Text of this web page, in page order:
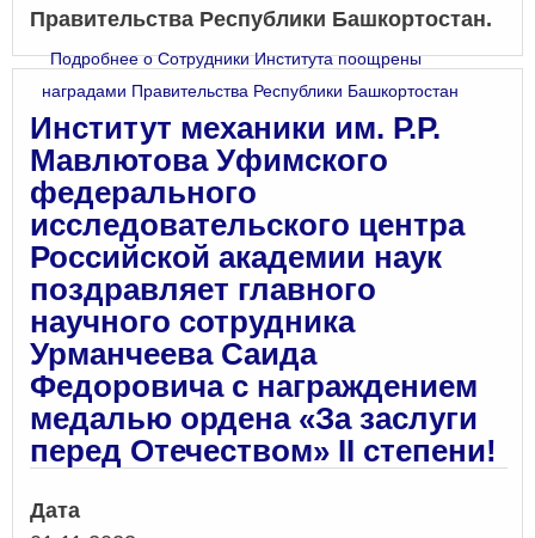
Правительства Республики Башкортостан.
Подробнеео Сотрудники Института поощрены
наградами Правительства Республики Башкортостан
Институт механики им. Р.Р.
Мавлютова Уфимского
федерального
исследовательского центра
Российской академии наук
поздравляет главного
научного сотрудника
Урманчеева Саида
Федоровича с награждением
медалью ордена «За заслуги
перед Отечеством» II степени!
Дата